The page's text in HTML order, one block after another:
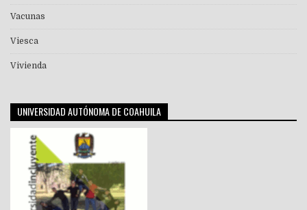
Vacunas
Viesca
Vivienda
UNIVERSIDAD AUTÓNOMA DE COAHUILA